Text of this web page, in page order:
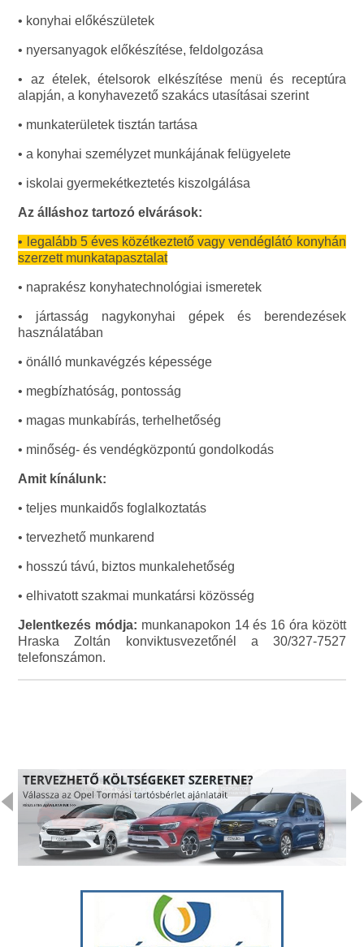
• konyhai előkészületek
• nyersanyagok előkészítése, feldolgozása
• az ételek, ételsorok elkészítése menü és receptúra
alapján, a konyhavezető szakács utasításai szerint
• munkaterületek tisztán tartása
• a konyhai személyzet munkájának felügyelete
• iskolai gyermekétkeztetés kiszolgálása
Az álláshoz tartozó elvárások:
• legalább 5 éves közétkeztető vagy vendéglátó konyhán
szerzett munkatapasztalat
• naprakész konyhatechnológiai ismeretek
• jártasság nagykonyhai gépek és berendezések
használatában
• önálló munkavégzés képessége
• megbízhatóság, pontosság
• magas munkabírás, terhelhetőség
• minőség- és vendégközpontú gondolkodás
Amit kínálunk:
• teljes munkaidős foglalkoztatás
• tervezhető munkarend
• hosszú távú, biztos munkalehetőség
• elhivatott szakmai munkatársi közösség
Jelentkezés módja: munkanapokon 14 és 16 óra között
Hraska Zoltán konviktusvezetőnél a 30/327-7527
telefonszámon.